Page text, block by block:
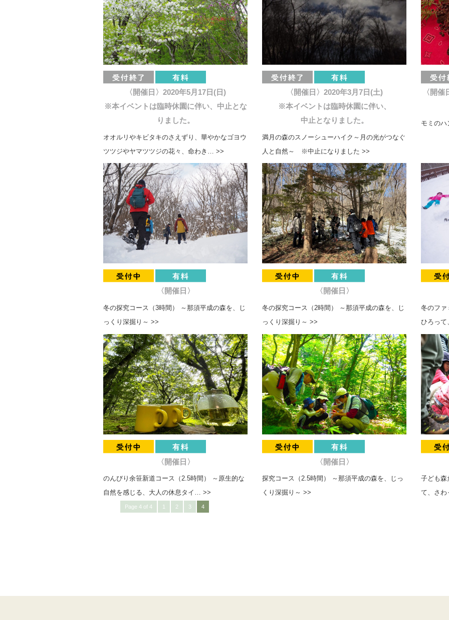
〈開催日〉2020年5月17日(日)
※本イベントは臨時休園に伴い、中止とな
りました。
オオルリやキビタキのさえずり、華やかなゴヨウ
ツツジやヤマツツジの花々、命わき… >>
〈開催日〉2020年3月7日(土)
※本イベントは臨時休園に伴い、
中止となりました。
満月の森のスノーシューハイク～月の光がつなぐ
人と自然～ ※中止になりました >>
〈開
モミの
〈開催日〉
冬の探究コース（3時間） ～那須平成の森を、じ
っくり深掘り～ >>
〈開催日〉
冬の探究コース（2時間） ～那須平成の森を、じ
っくり深掘り～ >>
冬のファ
ひろって
〈開催日〉
のんびり余笹新道コース（2.5時間） ～原生的な
自然を感じる、大人の休息タイ… >>
〈開催日〉
探究コース（2.5時間） ～那須平成の森を、じっ
くり深掘り～ >>
子ども森
て、さわ
Page 4 of 4 1 2 3 4